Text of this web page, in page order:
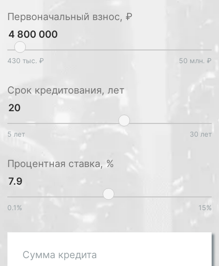
Первоначальный взнос, ₽
430 тыс. ₽ 50 млн. ₽
Срок кредитования, лет
5 лет 30 лет
Процентная ставка, %
0.1% 15%
Сумма кредита